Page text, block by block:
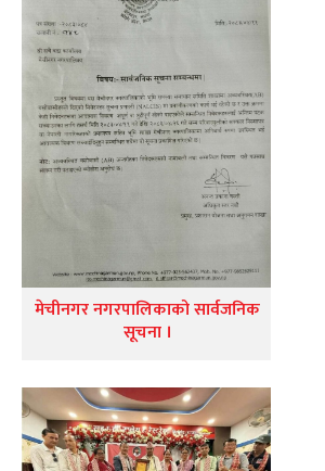
मेचीनगर नगरपालिकाको सार्वजनिक
सूचना ।